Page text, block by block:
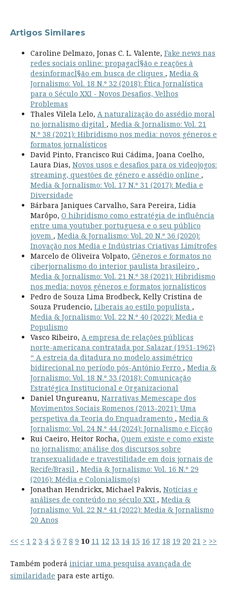
Artigos Similares
Caroline Delmazo, Jonas C. L. Valente, Fake news nas
redes sociais online: propagacÌ§ão e reações à
desinformacÌ§ão em busca de cliques , Media &
Jornalismo: Vol. 18 N.º 32 (2018): Ética Jornalística
para o Século XXI - Novos Desafios, Velhos
Problemas
Thales Vilela Lelo, A naturalização do assédio moral
no jornalismo digital , Media & Jornalismo: Vol. 21
N.º 38 (2021): Hibridismo nos media: novos géneros e
formatos jornalísticos
David Pinto, Francisco Rui Cádima, Joana Coelho,
Laura Dias, Novos usos e desafios para os videojogos:
streaming, questões de género e assédio online ,
Media & Jornalismo: Vol. 17 N.º 31 (2017): Media e
Diversidade
Bárbara Janiques Carvalho, Sara Pereira, Lidia
Marôpo, O hibridismo como estratégia de influência
entre uma youtuber portuguesa e o seu público
jovem , Media & Jornalismo: Vol. 20 N.º 36 (2020):
Inovação nos Media e Indústrias Criativas Limítrofes
Marcelo de Oliveira Volpato, Gêneros e formatos no
ciberjornalismo do interior paulista brasileiro ,
Media & Jornalismo: Vol. 21 N.º 38 (2021): Hibridismo
nos media: novos géneros e formatos jornalísticos
Pedro de Souza Lima Brodbeck, Kelly Cristina de
Souza Prudencio, Liberais ao estilo populista ,
Media & Jornalismo: Vol. 22 N.º 40 (2022): Media e
Populismo
Vasco Ribeiro, A empresa de relações públicas
norte-americana contratada por Salazar (1951-1962)
“ A estreia da ditadura no modelo assimétrico
bidirecional no período pós-António Ferro , Media &
Jornalismo: Vol. 18 N.º 33 (2018): Comunicação
Estratégica Institucional e Organizacional
Daniel Ungureanu, Narrativas Memescape dos
Movimentos Sociais Romenos (2013-2021): Uma
perspetiva da Teoria do Enquadramento , Media &
Jornalismo: Vol. 24 N.º 44 (2024): Jornalismo e Ficção
Rui Caeiro, Heitor Rocha, Quem existe e como existe
no jornalismo: análise dos discursos sobre
transexualidade e travestilidade em dois jornais de
Recife/Brasil , Media & Jornalismo: Vol. 16 N.º 29
(2016): Média e Colonialismo(s)
Jonathan Hendrickx, Michael Pakvis, Notícias e
análises de conteúdo no século XXI , Media &
Jornalismo: Vol. 22 N.º 41 (2022): Media & Jornalismo
20 Anos
<< < 1 2 3 4 5 6 7 8 9 10 11 12 13 14 15 16 17 18 19 20 21 > >>
Também poderá iniciar uma pesquisa avançada de
similaridade para este artigo.